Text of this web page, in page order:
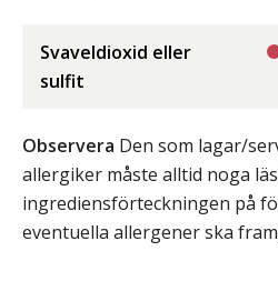
Svaveldioxid eller
sulfit
Observera Den som lagar/
allergiker måste alltid noga
ingrediensförteckningen på
eventuella allergener ska